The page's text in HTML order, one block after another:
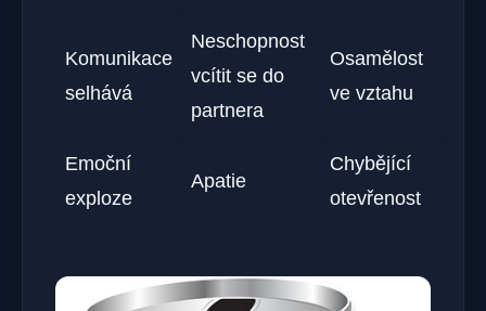
Komunikace
selhává
Neschopnost
vcítit se do
partnera
Osamělost
ve vztahu
Emoční⁤
exploze
Apatie
Chybějící
otevřenost